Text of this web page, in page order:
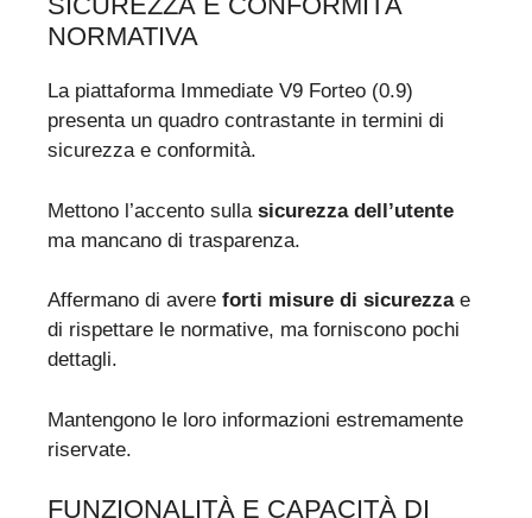
NORMATIVA
La piattaforma Immediate V9 Forteo (0.9)
presenta un quadro contrastante in termini di
sicurezza e conformità.
Mettono l’accento sulla sicurezza dell’utente
ma mancano di trasparenza.
Affermano di avere forti misure di sicurezzae
di rispettare le normative, ma forniscono pochi
dettagli.
Mantengono le loro informazioni estremamente
riservate.
FUNZIONALITÀ E CAPACITÀ DI